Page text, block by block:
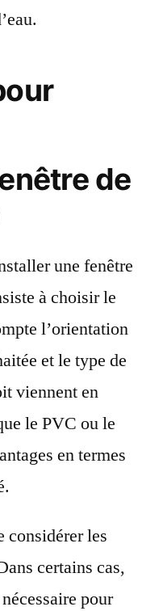
de
une fenêtre
à choisir le
l’orientation
et le type de
viennent en
le PVC ou le
en termes
considérer les
certains cas,
pour